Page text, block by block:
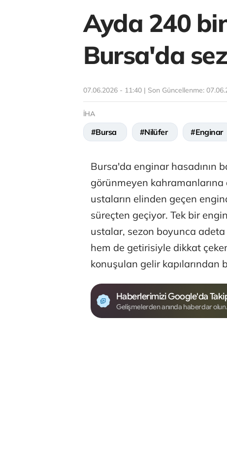
Ayda 240
Bursa'da
07.06.2026 - 11:40 | Son Güncellenme:
İHA
#Bursa #Nilüfer #Enginar
Bursa'da enginar hasadının
görünmeyen
ustaların elinden geçen
süreçten geçiyor. Tek bir
ustalar, sezon boyunca adeta
hem de getirisiyle dikkat
konuşulan gelir kapılarından
Haberlerimizi Google'da
Gelişmelerden anında haberdar olun.